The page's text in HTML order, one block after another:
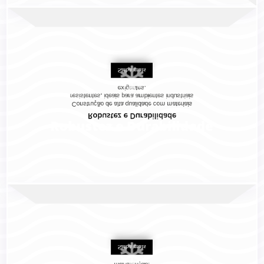

Robustez e Durabilidade
Robustez e Durabilidade
Construção de alta qualidade com materiais
resistentes, ideais para ambientes industriais
exigentes.
Saiba mais

Saiba mais